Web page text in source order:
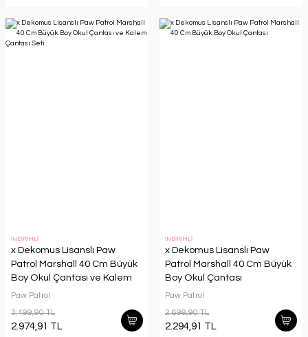
İNDİRİMLİ
x Dekomus Lisanslı Paw
Patrol Marshall 40 Cm Büyük
Boy Okul Çantası ve Kalem
Çantası Seti
Paw Patrol
3.499,90 TL
2.974,91 TL
İNDİRİMLİ
x Dekomus Lisanslı Paw
Patrol Marshall 40 Cm Büyük
Boy Okul Çantası
Paw Patrol
2.699,90 TL
2.294,91 TL